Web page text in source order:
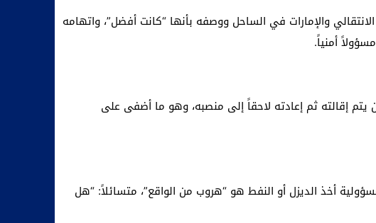
والإمارات في الساحل ووصفه بأنها “كانت أفضل”، واتهامه
أمنياً.
إقالته ثم إعادته لاحقاً إلى منصبه، وهو ما أضفى على
أخذ الديزل أو النفط هو “هروب من الواقع”، متسائلاً: “هل